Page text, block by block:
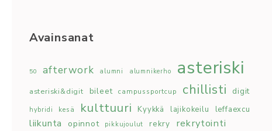
Avainsanat
50 afterwork alumni alumnikerho asteriski
asteriski&digit bileet campussportcup chillisti digit
hybridi kesä kulttuuri Kyykkä lajikokeilu leffaexcu
liikunta opinnot pikkujoulut rekry rekrytointi